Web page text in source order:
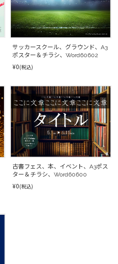
サッカースクール、グラウンド、A3
ポスター＆チラシ、Word60602
¥0(税込)
古書フェス、本、イベント、A3ポス
ター＆チラシ、Word60600
¥0(税込)